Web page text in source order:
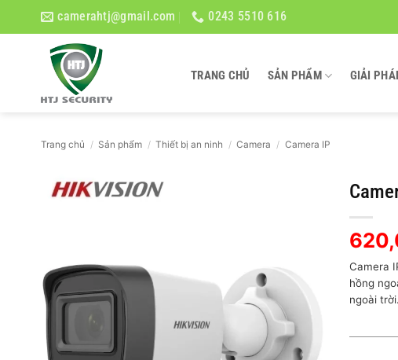
camerahtj@gmail.com 0243 5510 616
TRANG CHỦ SẢN PHẨM GIẢI
Trang chủ / Sản phẩm / Thiết bị an ninh / Camera / Camera IP
Camera
hồng
ngoài trời.